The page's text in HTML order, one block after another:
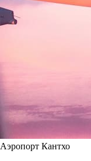
Аэропорт Кантхо